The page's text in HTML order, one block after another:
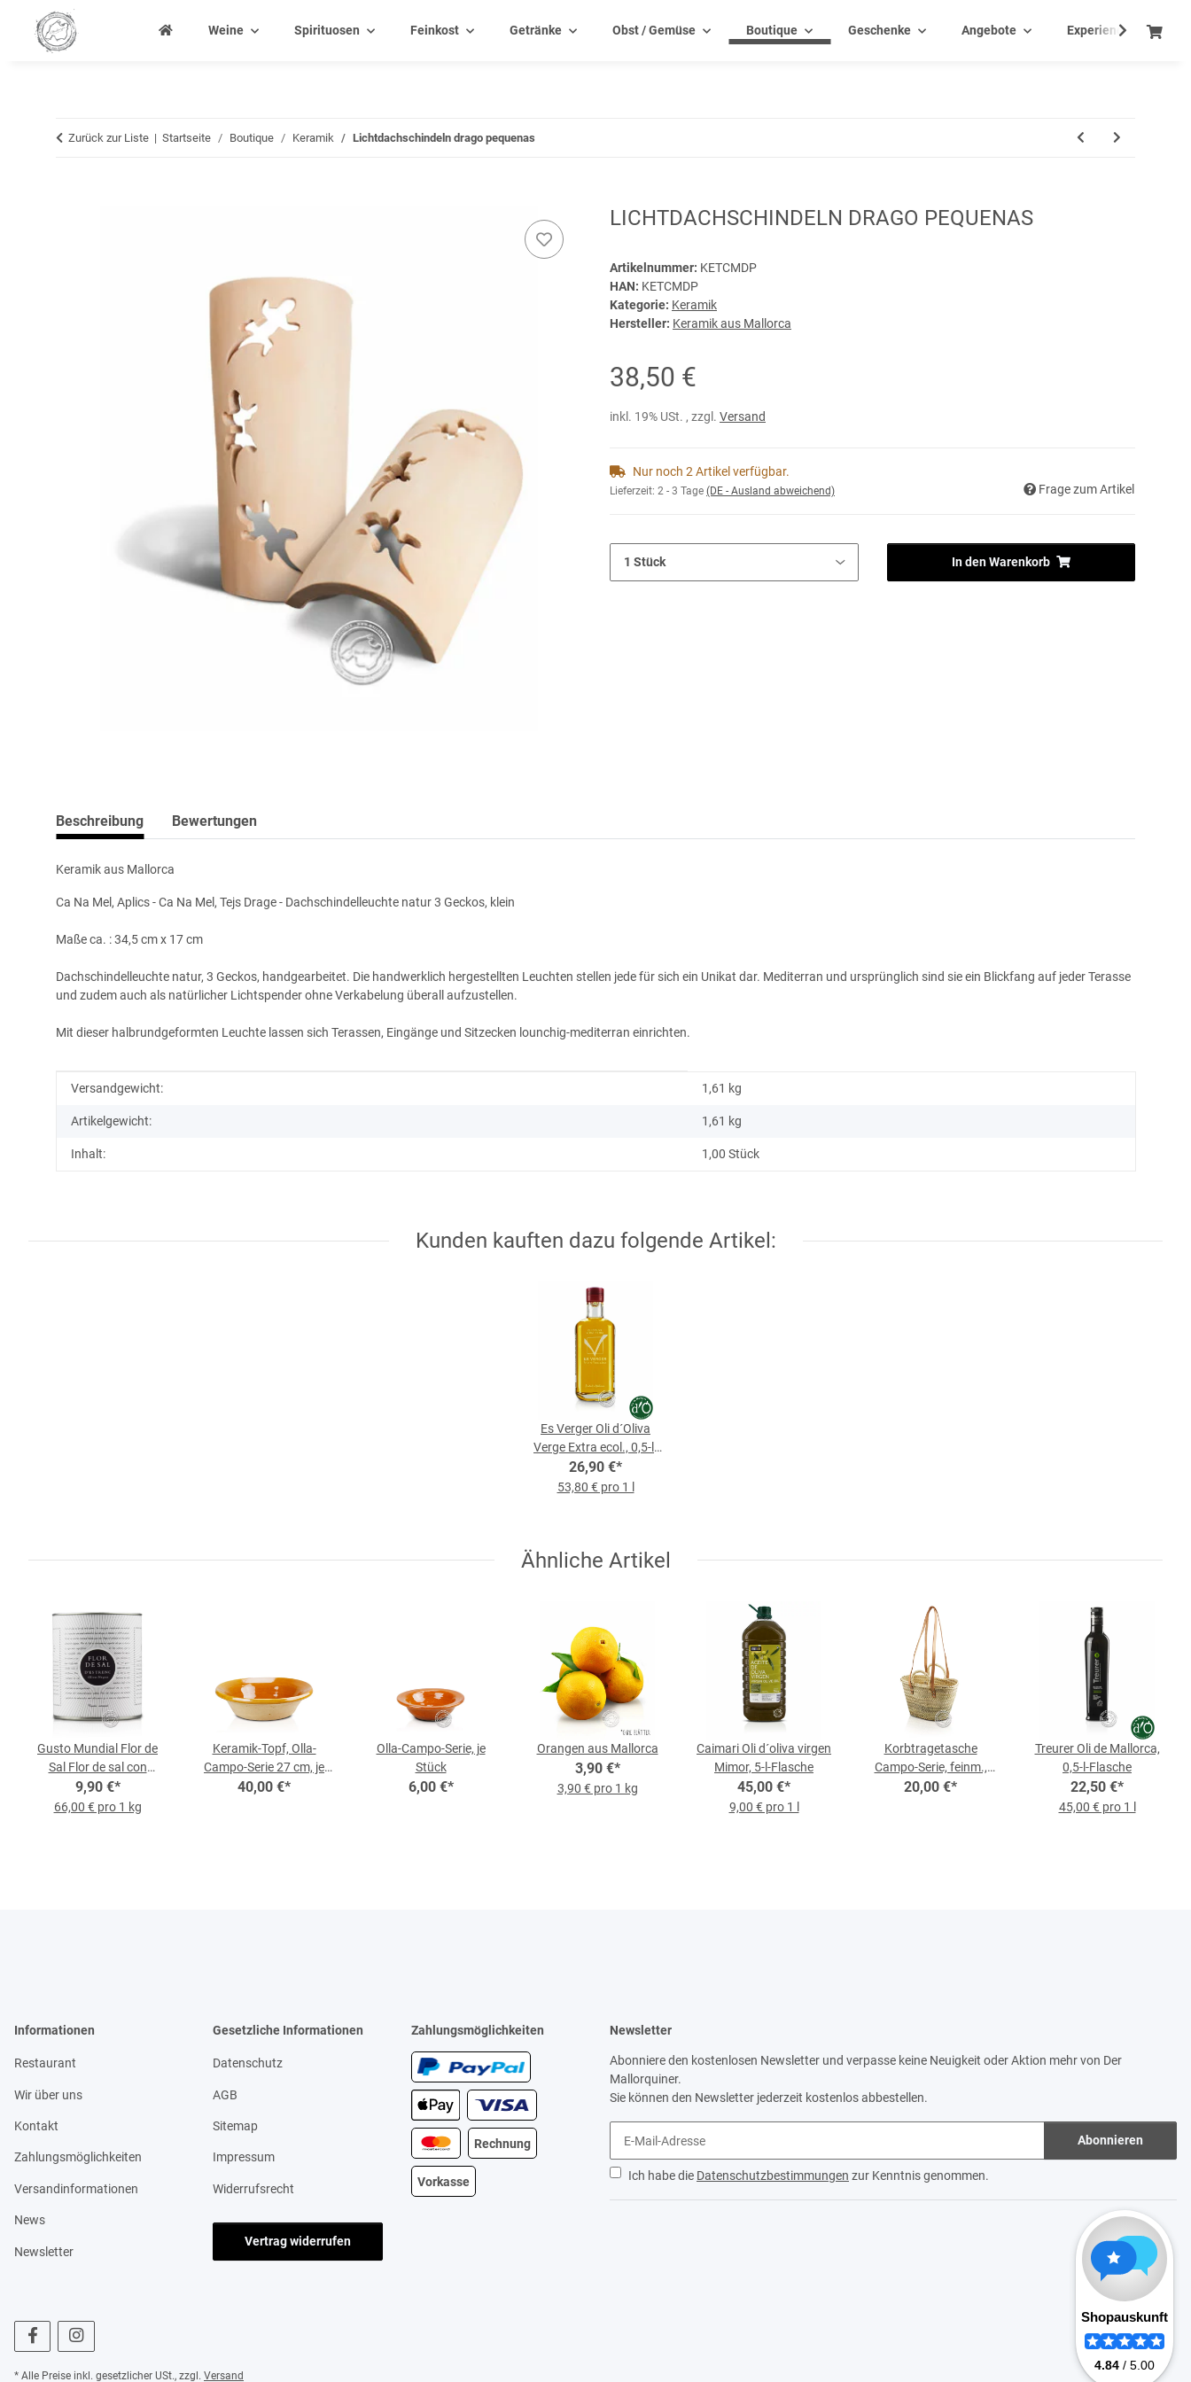
Weine Spirituosen Feinkost Getränke Obst / Gemüse Boutique Geschenke Angebote Experience - Events
Zurück zur Liste Startseite Boutique Keramik Lichtdachschindeln drago pequenas
LICHTDACHSCHINDELN DRAGO PEQUENAS
Artikelnummer: KETCMDP
HAN: KETCMDP
Kategorie: Keramik
Hersteller: Keramik aus Mallorca
38,50 €
inkl. 19% USt. , zzgl. Versand
Nur noch 2 Artikel verfügbar.
Lieferzeit: 2 - 3 Tage (DE - Ausland abweichend) Frage zum Artikel
In den Warenkorb
Beschreibung Bewertungen
Keramik aus Mallorca
Ca Na Mel, Aplics - Ca Na Mel, Tejs Drage - Dachschindelleuchte natur 3 Geckos, klein
Maße ca. : 34,5 cm x 17 cm
Dachschindelleuchte natur, 3 Geckos, handgearbeitet. Die handwerklich hergestellten Leuchten stellen jede für sich ein Unikat dar. Mediterran und ursprünglich sind sie ein Blickfang auf jeder Terasse
und zudem auch als natürlicher Lichtspender ohne Verkabelung überall aufzustellen.
Mit dieser halbrundgeformten Leuchte lassen sich Terassen, Eingänge und Sitzecken lounchig-mediterran einrichten.
Produkteigenschaft
Wert
Versandgewicht: 1,61 kg
Artikelgewicht: 1,61 kg
Inhalt: 1,00 Stück
Kunden kauften dazu folgende Artikel:
Es Verger Oli d´Oliva
Verge Extra ecol., 0,5-l-
Flasche
26,90 €*
53,80 € pro 1 l
Ähnliche Artikel
Gusto Mundial Flor de
Sal Flor de sal con
aceitunas negras, 150-g-
Dose
9,90 €*
66,00 € pro 1 kg
Keramik-Topf, Olla-
Campo-Serie 27 cm, je
Stück
40,00 €*
Olla-Campo-Serie, je
Stück
6,00 €*
Orangen aus Mallorca
3,90 €*
3,90 € pro 1 kg
Caimari Oli d´oliva virgen
Mimor, 5-l-Flasche
45,00 €*
9,00 € pro 1 l
Korbtragetasche
Campo-Serie, feinm.,
kurzen Gurten und
20,00 €*
Treurer Oli de Mallorca,
0,5-l-Flasche
22,50 €*
45,00 € pro 1 l
Informationen
Restaurant
Wir über uns
Kontakt
Zahlungsmöglichkeiten
Versandinformationen
News
Newsletter
Gesetzliche Informationen
Datenschutz
AGB
Sitemap
Impressum
Widerrufsrecht
Vertrag widerrufen
Zahlungsmöglichkeiten
Rechnung
Vorkasse
Newsletter
Abonniere den kostenlosen Newsletter und verpasse keine Neuigkeit oder Aktion mehr von Der
Mallorquiner.
Sie können den Newsletter jederzeit kostenlos abbestellen.
Abonnieren
Ich habe die Datenschutzbestimmungen zur Kenntnis genommen.
* Alle Preise inkl. gesetzlicher USt., zzgl. Versand